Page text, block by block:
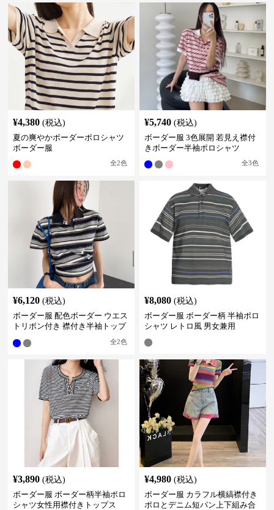
¥4,380 (税込)
夏の爽やかボーダーポロシャツ
ボーダー服
全2色
¥5,740 (税込)
ボーダー服 3色展開 若見え襟付
きボーダー半袖ポロシャツ
全3色
¥6,120 (税込)
ボーダー服 配色ボーダー ウエス
トリボン付き 襟付き半袖トップ
全2色
¥8,080 (税込)
ボーダー服 ボーダー柄 半袖ポロ
シャツ レトロ風 男女兼用
¥3,890 (税込)
ボーダー服 ボーダー柄半袖ポロ
シャツ女性用襟付きトップス
¥4,980 (税込)
ボーダー服 カラフル横縞襟付き
ポロとデニム短パン上下組み合